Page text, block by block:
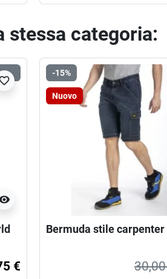
stessa categoria:
€
-15%
Nuovo
Bermuda stile